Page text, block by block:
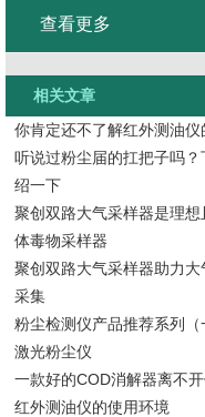
查看更多
相关文章
你肯定还不了解红外测油
听说过粉尘届的扛把子吗
绍一下
聚创双路大气采样器是理
体毒物采样器
聚创双路大气采样器助力
采集
粉尘检测仪产品推荐系列
激光粉尘仪
一款好的COD消解器离不
红外测油仪的使用环境